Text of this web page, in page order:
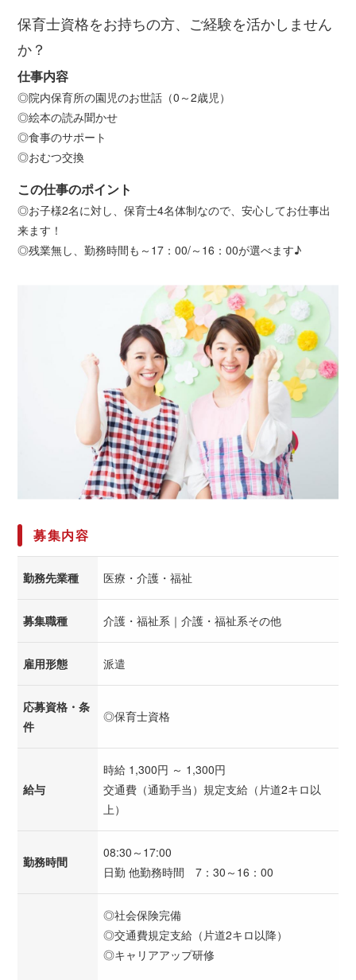
保育士資格をお持ちの方、ご経験を活かしません
か？
仕事内容
◎院内保育所の園児のお世話（0～2歳児）
◎絵本の読み聞かせ
◎食事のサポート
◎おむつ交換
この仕事のポイント
◎お子様2名に対し、保育士4名体制なので、安心してお仕事出
来ます！
◎残業無し、勤務時間も～17：00/～16：00が選べます♪
募集内容
勤務先業種 医療・介護・福祉
募集職種 介護・福祉系｜介護・福祉系その他
雇用形態 派遣
応募資格・条
件
◎保育士資格
給与
時給 1,300円 ～ 1,300円
交通費（通勤手当）規定支給（片道2キロ以
上）
勤務時間
08:30～17:00
日勤 他勤務時間 7：30～16：00
◎社会保険完備
◎交通費規定支給（片道2キロ以降）
◎キャリアアップ研修